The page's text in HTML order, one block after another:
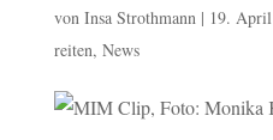
von Insa Strothmann| 19.
reiten, News